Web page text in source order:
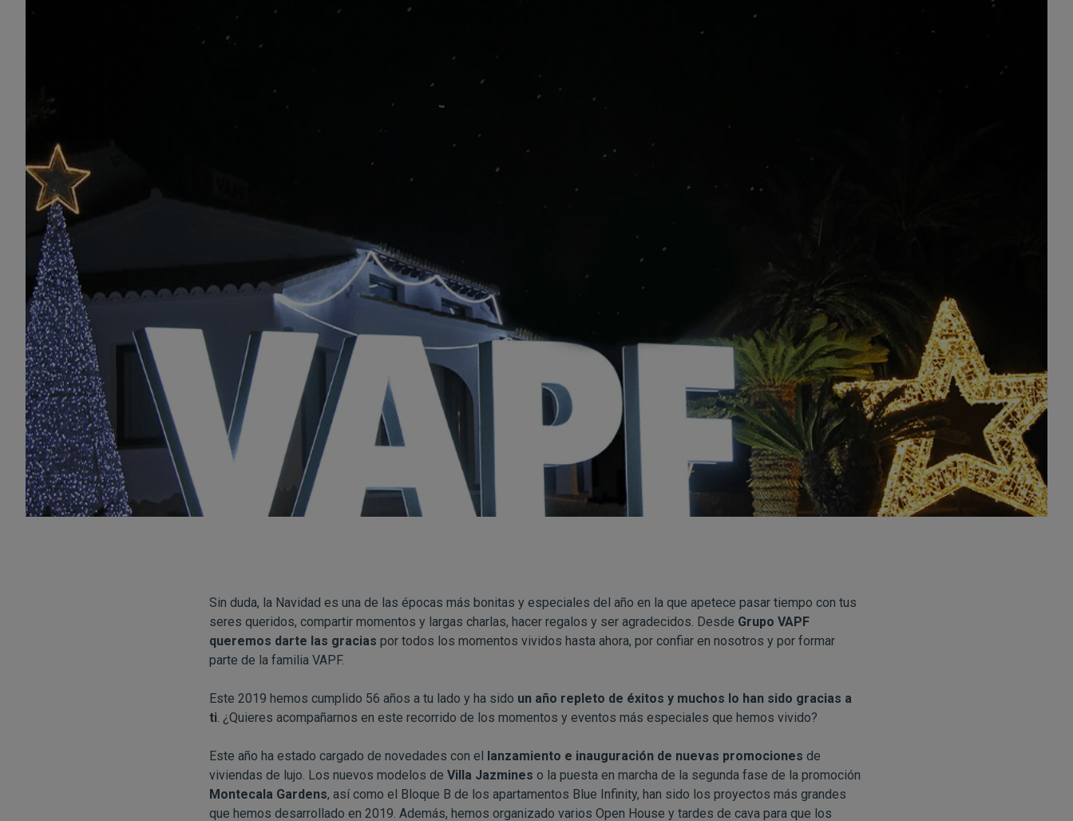
Sin duda, la Navidad es una de las épocas más bonitas y especiales del año en la que apetece pasar tiempo con tus
seres queridos, compartir momentos y largas charlas, hacer regalos y ser agradecidos. Desde Grupo VAPF
queremos darte las gracias por todos los momentos vividos hasta ahora, por confiar en nosotros y por formar
parte de la familia VAPF.
Este 2019 hemos cumplido 56 años a tu lado y ha sido un año repleto de éxitos y muchos lo han sido gracias a
ti. ¿Quieres acompañarnos en este recorrido de los momentos y eventos más especiales que hemos vivido?
Este año ha estado cargado de novedades con el lanzamiento e inauguración de nuevas promociones de
viviendas de lujo. Los nuevos modelos de Villa Jazmines o la puesta en marcha de la segunda fase de la promoción
Montecala Gardens, así como el Bloque B de los apartamentos Blue Infinity, han sido los proyectos más grandes
que hemos desarrollado en 2019. Además, hemos organizado varios Open House y tardes de cava para que los